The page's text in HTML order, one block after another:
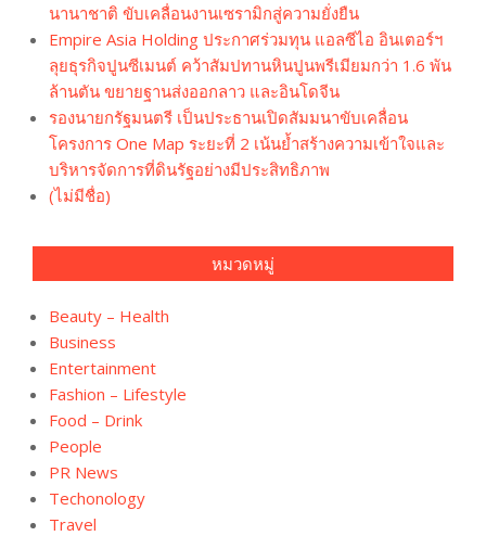
นานาชาติ ขับเคลื่อนงานเซรามิกสู่ความยั่งยืน
Empire Asia Holding ประกาศร่วมทุน แอลซีไอ อินเตอร์ฯ
ลุยธุรกิจปูนซีเมนต์ คว้าสัมปทานหินปูนพรีเมียมกว่า 1.6 พัน
ล้านตัน ขยายฐานส่งออกลาว และอินโดจีน
รองนายกรัฐมนตรี เป็นประธานเปิดสัมมนาขับเคลื่อน
โครงการ One Map ระยะที่ 2 เน้นย้ำสร้างความเข้าใจและ
บริหารจัดการที่ดินรัฐอย่างมีประสิทธิภาพ
(ไม่มีชื่อ)
หมวดหมู่
Beauty – Health
Business
Entertainment
Fashion – Lifestyle
Food – Drink
People
PR News
Techonology
Travel